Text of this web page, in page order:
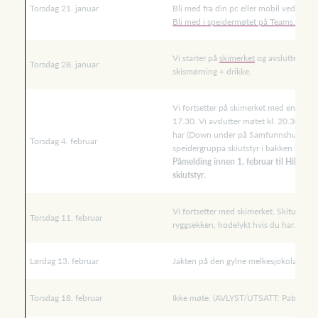
Torsdag 21. januar
Bli med fra din pc eller mobil ved å
Bli med i speidermøtet på Teams.
Torsdag 28. januar
Vi starter på skimerketog avslutter
skismørning + drikke.
Torsdag 4. februar
Vi fortsetter på skimerket med en
17.30. Vi avslutter møtet kl. 20.30.
har (Down under på Samfunnshuset).
speidergruppa skiutstyr i bakken til
Påmelding innen 1. februar til Hilde
skiutstyr.
Torsdag 11. februar
Vi fortsetter med skimerket. Skitur
ryggsekken, hodelykt hvis du har.
Lørdag 13. februar Jakten på den gylne melkesjokolade
Torsdag 18. februar Ikke møte. (AVLYST/UTSATT: